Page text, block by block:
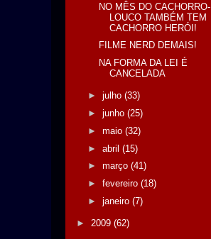
NO MÊS DO CACHORRO-
LOUCO TAMBÉM TEM
CACHORRO HERÓI!
FILME NERD DEMAIS!
NA FORMA DA LEI É
CANCELADA
► julho (33)
► junho (25)
► maio (32)
► abril (15)
► março (41)
► fevereiro (18)
► janeiro (7)
► 2009 (62)